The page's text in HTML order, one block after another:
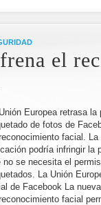
el
Europea retrasa
de fotos de
facial.
podría infringir la
no se necesita el
La Unión
de Facebook La
facial